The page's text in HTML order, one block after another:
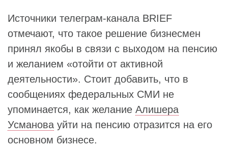
Источники телеграм-канала BRIEF
отмечают, что такое решение бизнесмен
принял якобы в связи с выходом на пенсию
и желанием «отойти от активной
деятельности». Стоит добавить, что в
сообщениях федеральных СМИ не
упоминается, как желание Алишера
Усманова уйти на пенсию отразится на его
основном бизнесе.